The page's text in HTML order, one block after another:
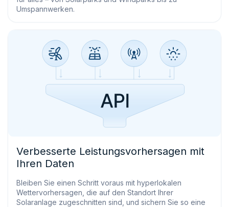
Umspannwerken.
Verbesserte Leistungsvorhersagen mit
Ihren Daten
Bleiben Sie einen Schritt voraus mit hyperlokalen
Wettervorhersagen, die auf den Standort Ihrer
Solaranlage zugeschnitten sind, und sichern Sie so eine